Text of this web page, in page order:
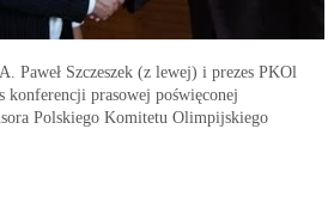
Paweł Szczeszek (z lewej) i prezes PKOl
konferencji prasowej poświęconej
Polskiego Komitetu Olimpijskiego